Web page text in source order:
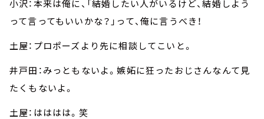
小沢：本来は俺に、「結婚したい人がいるけど、結婚しよう
って言ってもいいかな？」って、俺に言うべき！
土屋：プロポーズより先に相談してこいと。
井戸田：みっともないよ。嫉妬に狂ったおじさんなんて見
たくもないよ。
土屋：はははは。笑